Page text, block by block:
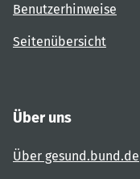
Benutzerhinweise
Seitenübersicht
Über uns
Über gesund.bund.de